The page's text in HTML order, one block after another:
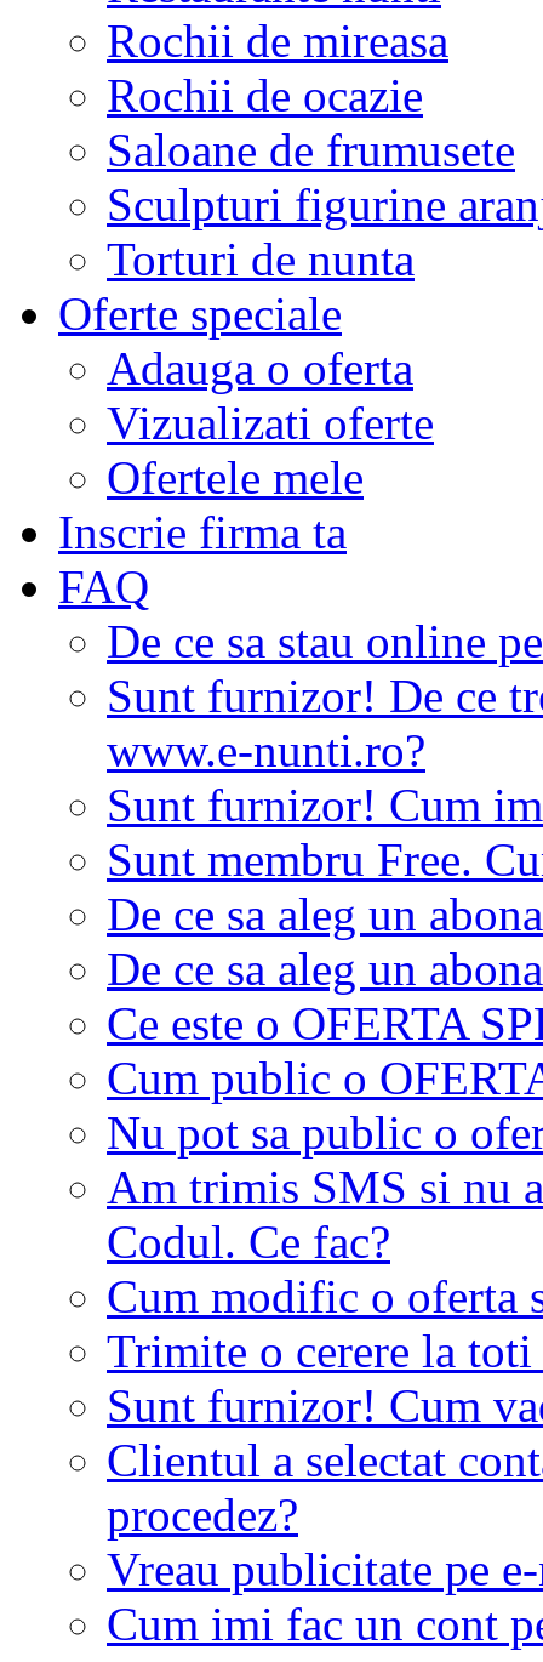
Rochii de mireasa
Rochii de ocazie
Saloane de frumusete
Sculpturi figurine
Torturi de nunta
Oferte speciale
Adauga o oferta
Vizualizati oferte
Ofertele mele
Inscrie firma ta
FAQ
De ce sa stau online
Sunt furnizor! De ce
www.e-nunti.ro?
Sunt furnizor! Cum
Sunt membru Free.
De ce sa aleg un
De ce sa aleg un
Ce este o OFERTA
Cum public o
Nu pot sa public o
Am trimis SMS si nu
Codul. Ce fac?
Cum modific o oferta
Trimite o cerere la
Sunt furnizor! Cum
Clientul a selectat
procedez?
Vreau publicitate pe
Cum imi fac un cont